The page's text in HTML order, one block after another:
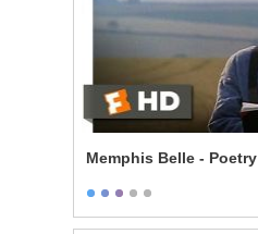
Memphis Belle - Poetry